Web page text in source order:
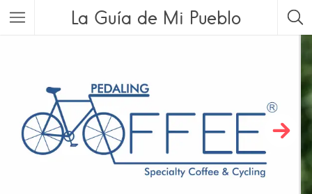
La Guía de Mi Pueblo